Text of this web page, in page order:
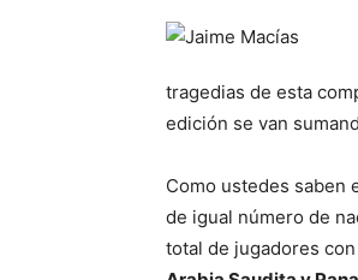
tragedias de esta
edición se van
Como ustedes saben
de igual número de
total de jugadores